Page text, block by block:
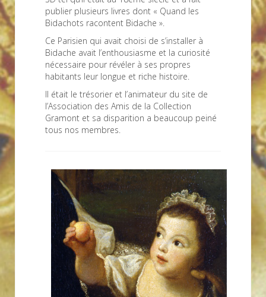
publier plusieurs livres dont « Quand les
Bidachots racontent Bidache ».
Ce Parisien qui avait choisi de s’installer à
Bidache avait l’enthousiasme et la curiosité
nécessaire pour révéler à ses propres
habitants leur longue et riche histoire.
Il était le trésorier et l’animateur du site de
l’Association des Amis de la Collection
Gramont et sa disparition a beaucoup peiné
tous nos membres.